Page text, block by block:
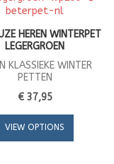
HEREN WINTERPET
LEGERGROEN
KLASSIEKE WINTER
PETTEN
€ 37,95
VIEW OPTIONS